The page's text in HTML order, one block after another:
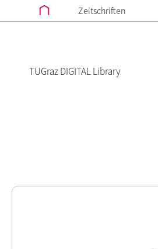
Zeitschriften
TUGraz DIGITAL Library